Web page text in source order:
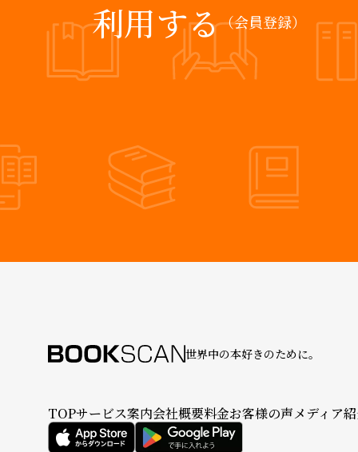
利用する（会員登録）
世界中の本好きのために。
TOPサービス案内会社概要料金お客様の声メディア